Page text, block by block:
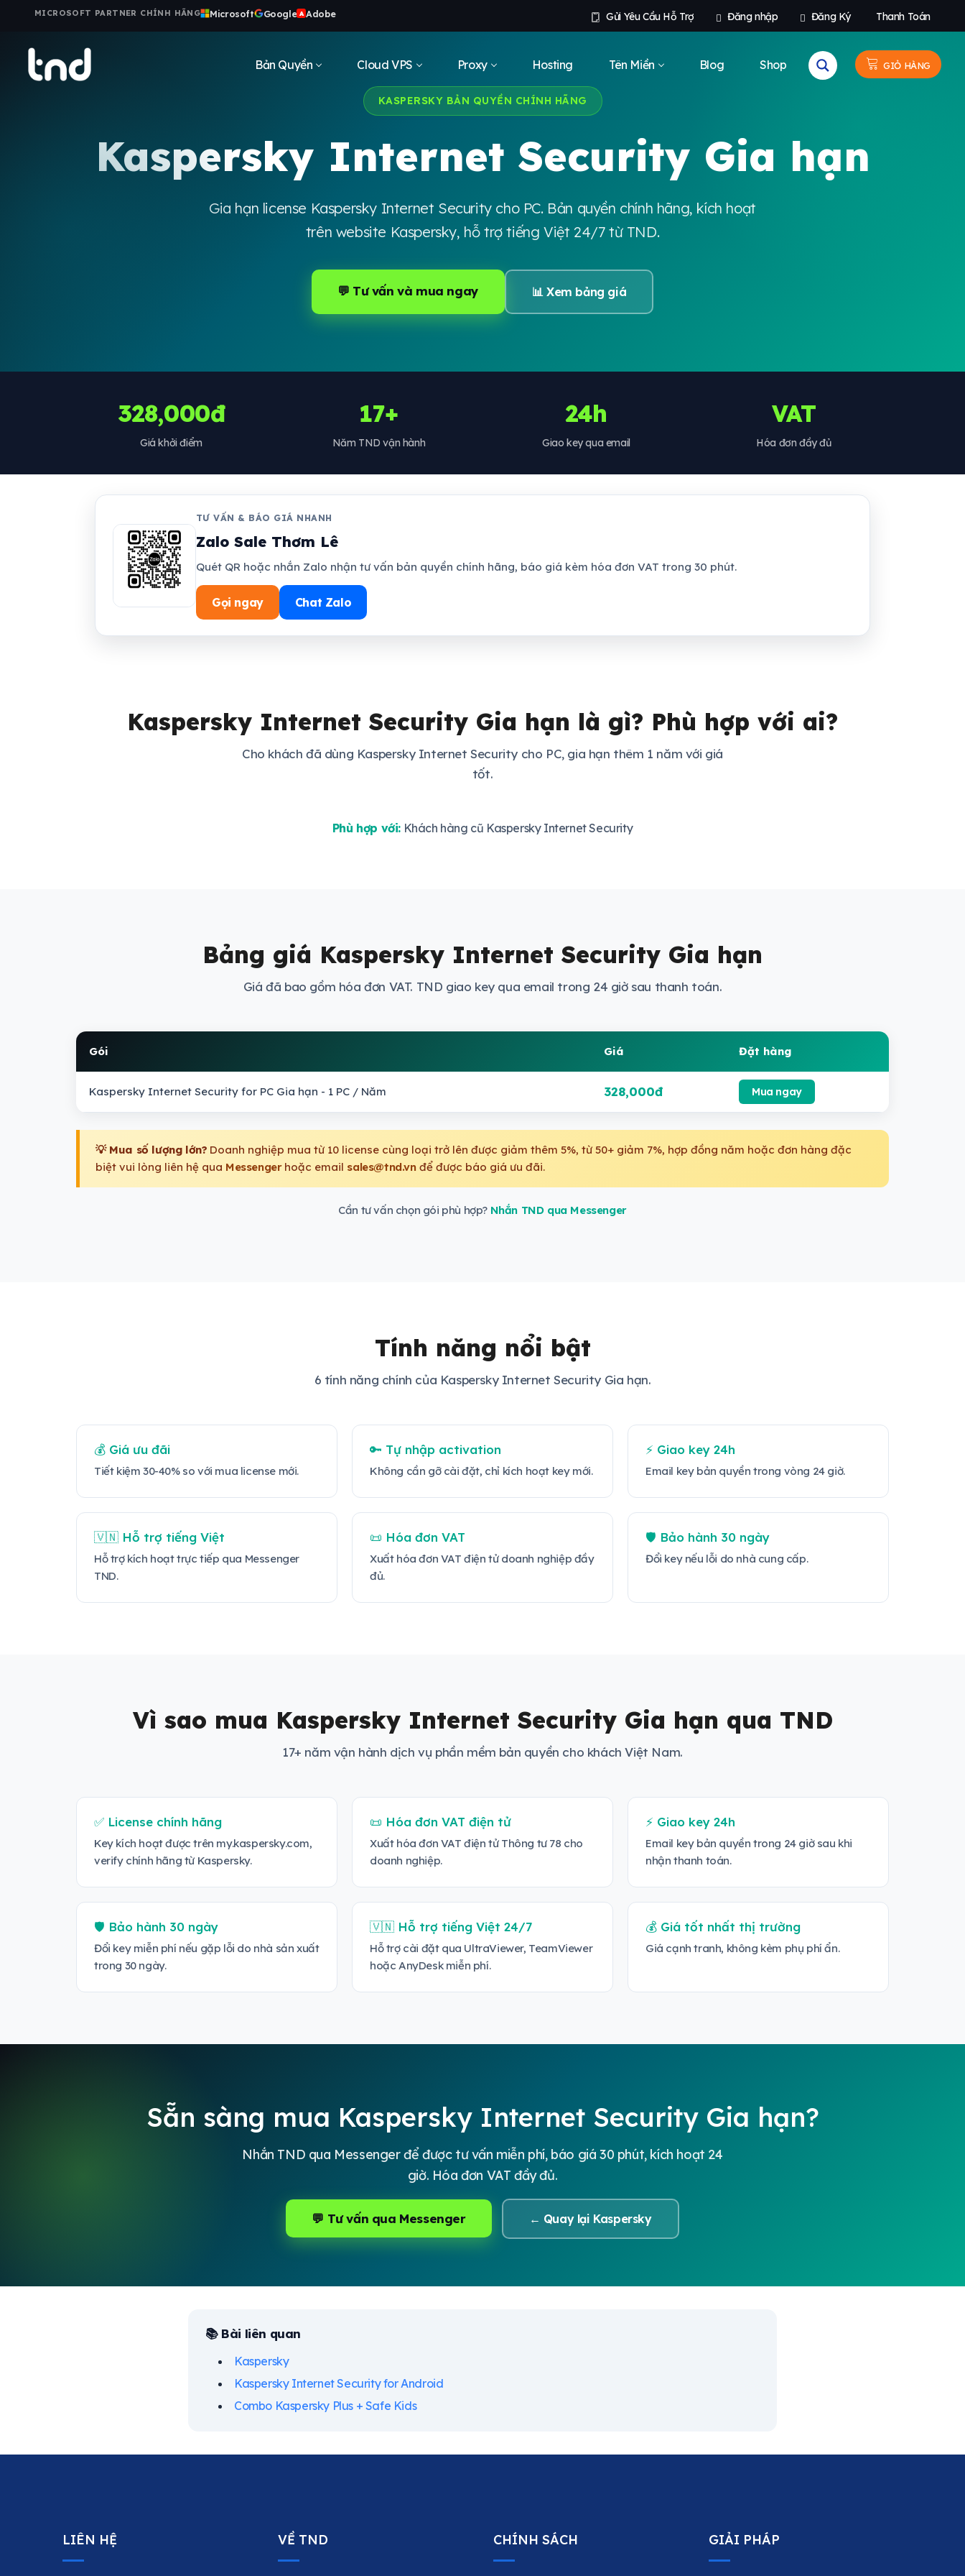
MICROSOFT PARTNER CHÍNH HÃNG Microsoft Google A Adobe Gửi Yêu Cầu Hỗ Trợ Đăng nhập Đăng Ký Thanh Toán
Bản Quyền Cloud VPS Proxy Hosting Tên Miền Blog Shop GIỎ HÀNG
KASPERSKY BẢN QUYỀN CHÍNH HÃNG
Kaspersky Internet Security Gia hạn
Gia hạn license Kaspersky Internet Security cho PC. Bản quyền chính hãng, kích hoạt
trên website Kaspersky, hỗ trợ tiếng Việt 24/7 từ TND.
💬 Tư vấn và mua ngay 📊 Xem bảng giá
328,000đ
Giá khởi điểm
17+
Năm TND vận hành
24h
Giao key qua email
VAT
Hóa đơn đầy đủ
TƯ VẤN & BÁO GIÁ NHANH
Zalo Sale Thơm Lê
Quét QR hoặc nhắn Zalo nhận tư vấn bản quyền chính hãng, báo giá kèm hóa đơn VAT trong 30 phút.
Gọi ngay Chat Zalo
Kaspersky Internet Security Gia hạn là gì? Phù hợp với ai?
Cho khách đã dùng Kaspersky Internet Security cho PC, gia hạn thêm 1 năm với giá
tốt.
Phù hợp với: Khách hàng cũ Kaspersky Internet Security
Bảng giá Kaspersky Internet Security Gia hạn
Giá đã bao gồm hóa đơn VAT. TND giao key qua email trong 24 giờ sau thanh toán.
Gói Giá Đặt hàng
Kaspersky Internet Security for PC Gia hạn - 1 PC / Năm 328,000đ Mua ngay
💡 Mua số lượng lớn? Doanh nghiệp mua từ 10 license cùng loại trở lên được giảm thêm 5%, từ 50+ giảm 7%, hợp đồng năm hoặc đơn hàng đặc
biệt vui lòng liên hệ qua Messengerhoặc email sales@tnd.vnđể được báo giá ưu đãi.
Cần tư vấn chọn gói phù hợp? Nhắn TND qua Messenger
Tính năng nổi bật
6 tính năng chính của Kaspersky Internet Security Gia hạn.
💰 Giá ưu đãi
Tiết kiệm 30-40% so với mua license mới.
🔑 Tự nhập activation
Không cần gỡ cài đặt, chỉ kích hoạt key mới.
⚡ Giao key 24h
Email key bản quyền trong vòng 24 giờ.
🇻🇳 Hỗ trợ tiếng Việt
Hỗ trợ kích hoạt trực tiếp qua Messenger
TND.
📜 Hóa đơn VAT
Xuất hóa đơn VAT điện tử doanh nghiệp đầy
đủ.
🛡️ Bảo hành 30 ngày
Đổi key nếu lỗi do nhà cung cấp.
Vì sao mua Kaspersky Internet Security Gia hạn qua TND
17+ năm vận hành dịch vụ phần mềm bản quyền cho khách Việt Nam.
✅ License chính hãng
Key kích hoạt được trên my.kaspersky.com,
verify chính hãng từ Kaspersky.
📜 Hóa đơn VAT điện tử
Xuất hóa đơn VAT điện tử Thông tư 78 cho
doanh nghiệp.
⚡ Giao key 24h
Email key bản quyền trong 24 giờ sau khi
nhận thanh toán.
🛡️ Bảo hành 30 ngày
Đổi key miễn phí nếu gặp lỗi do nhà sản xuất
trong 30 ngày.
🇻🇳 Hỗ trợ tiếng Việt 24/7
Hỗ trợ cài đặt qua UltraViewer, TeamViewer
hoặc AnyDesk miễn phí.
💰 Giá tốt nhất thị trường
Giá cạnh tranh, không kèm phụ phí ẩn.
Sẵn sàng mua Kaspersky Internet Security Gia hạn?
Nhắn TND qua Messenger để được tư vấn miễn phí, báo giá 30 phút, kích hoạt 24
giờ. Hóa đơn VAT đầy đủ.
💬 Tư vấn qua Messenger ← Quay lại Kaspersky
📚 Bài liên quan
Kaspersky
Kaspersky Internet Security for Android
Combo Kaspersky Plus + Safe Kids
LIÊN HỆ VỀ TND CHÍNH SÁCH GIẢI PHÁP